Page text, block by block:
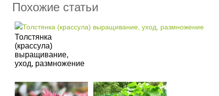
Похожие статьи
Толстянка
(крассула)
выращивание,
уход, размножение